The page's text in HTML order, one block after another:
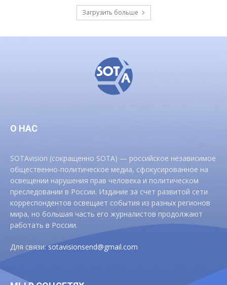
Загрузить больше
О НАС
SOTAvision (сокращенно SOTA) — российское независимое
общественно-политическое медиа, сфокусированное на
освещении нарушения прав человека и политическом
преследовании в России. Издание за счет развитой сети
корреспондентов освещает события из разных регионов
мира, но большая часть его журналистов продолжают
работать в России.
Для связи:sotavisionsend@gmail.com